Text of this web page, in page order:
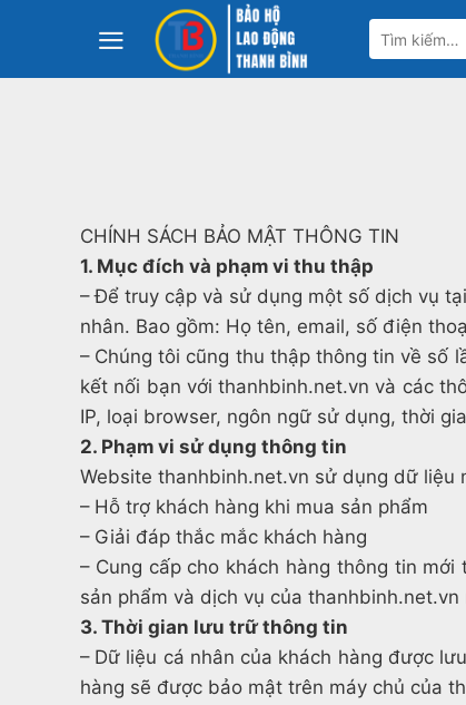
nội
Tìm
kiếm:
CHÍNH SÁCH BẢO MẬT THÔNG TIN
1. Mục đích và phạm vi thu thập
– Để truy cập và sử dụng một số dịch vụ
nhân. Bao gồm: Họ tên, email, số điện
– Chúng tôi cũng thu thập thông tin về số
kết nối bạn với thanhbinh.net.vn và các
IP, loại browser, ngôn ngữ sử dụng, thời
2. Phạm vi sử dụng thông tin
Website thanhbinh.net.vn sử dụng dữ liệu
– Hỗ trợ khách hàng khi mua sản phẩm
– Giải đáp thắc mắc khách hàng
– Cung cấp cho khách hàng thông tin
sản phẩm và dịch vụ của
3. Thời gian lưu trữ thông tin
– Dữ liệu cá nhân của khách hàng được
hàng sẽ được bảo mật trên máy chủ của